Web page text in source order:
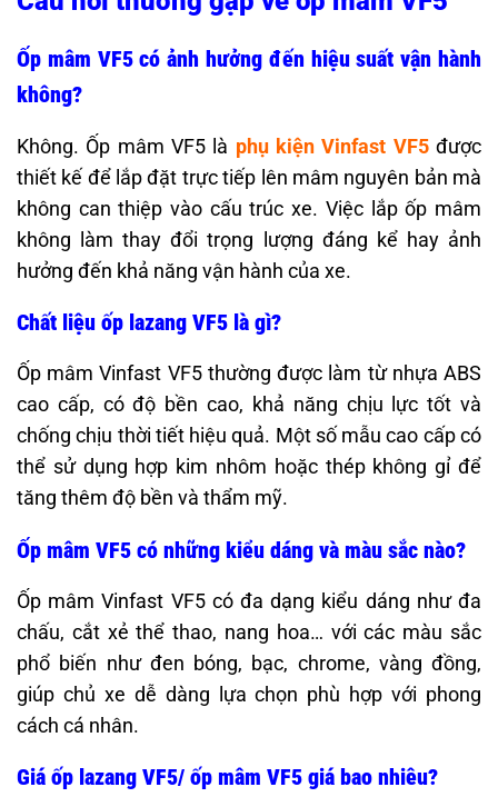
Ốp mâm VF5 có ảnh hưởng đến hiệu suất vận hành
không?
Không. Ốp mâm VF5 là phụ kiện Vinfast VF5được
thiết kế để lắp đặt trực tiếp lên mâm nguyên bản mà
không can thiệp vào cấu trúc xe. Việc lắp ốp mâm
không làm thay đổi trọng lượng đáng kể hay ảnh
hưởng đến khả năng vận hành của xe.
Chất liệu ốp lazang VF5 là gì?
Ốp mâm Vinfast VF5 thường được làm từ nhựa ABS
cao cấp, có độ bền cao, khả năng chịu lực tốt và
chống chịu thời tiết hiệu quả. Một số mẫu cao cấp có
thể sử dụng hợp kim nhôm hoặc thép không gỉ để
tăng thêm độ bền và thẩm mỹ.
Ốp mâm VF5 có những kiểu dáng và màu sắc nào?
Ốp mâm Vinfast VF5 có đa dạng kiểu dáng như đa
chấu, cắt xẻ thể thao, nang hoa… với các màu sắc
phổ biến như đen bóng, bạc, chrome, vàng đồng,
giúp chủ xe dễ dàng lựa chọn phù hợp với phong
cách cá nhân.
Giá ốp lazang VF5/ ốp mâm VF5 giá bao nhiêu?